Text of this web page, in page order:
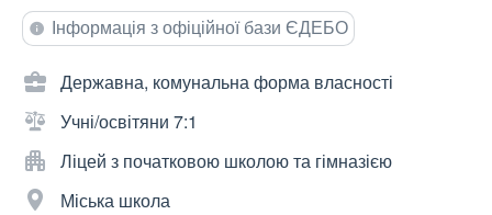
Інформація з офіційної бази ЄДЕБО
Державна, комунальна форма власності
Учні/освітяни 7:1
Ліцей з початковою школою та гімназією
Міська школа